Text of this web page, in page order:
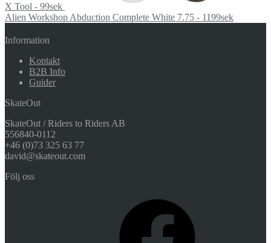
X Tool - 99sek
Alien Workshop Abduction Complete White 7.75 - 1199sek
Information
Kontakt
B2B Info
Guider
SkateOut
SkateOut / Riders to Riders AB
556840-0112
+46 (0)73 325 63 77
david@skateout.com
Följ oss